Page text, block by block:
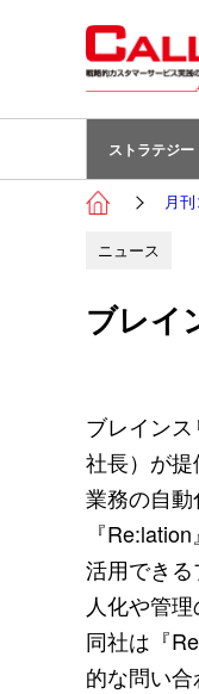
ストラテジー
月
ニュース
ブレイ
ブレイン
社長）が
業務の自動
『
活用でき
人化や管
同社は『
的な問い